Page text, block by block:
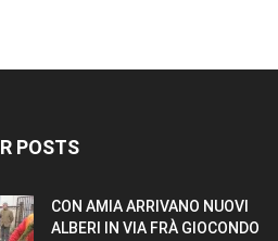
POSTS
CON AMIA ARRIVANO NUOVI
ALBERI IN VIA FRÀ GIOCONDO